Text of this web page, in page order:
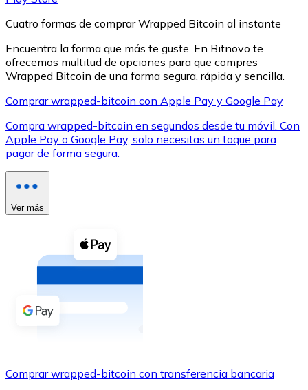
XRP
XRP
Efectivo
Comprar con efectivo
Transferencia SEPA
Añade fondos a tu cuenta Bitnovo o realiza compras
Utiliza tarjetas Visa y Mastercard para comprar
Cuatro formas de comprar Wrapped Bitcoin al instante
Encuentra la forma que más te guste. En Bitnovo te
ofrecemos multitud de opciones para que compres
Wrapped Bitcoin de una forma segura, rápida y sencilla.
Comprar wrapped-bitcoin con Apple Pay y Google Pay
Compra wrapped-bitcoin en segundos desde tu móvil. Con
Apple Pay o Google Pay, solo necesitas un toque para
pagar de forma segura.
Ver más
Comprar wrapped-bitcoin con transferencia bancaria